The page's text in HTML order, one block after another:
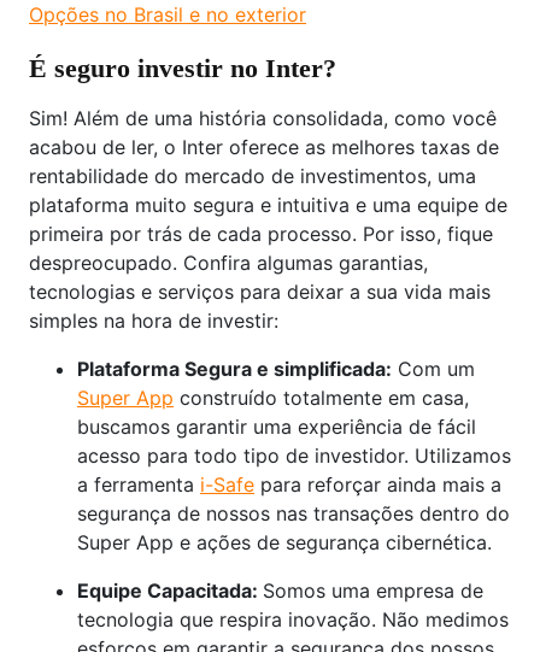
Opções no Brasil e no exterior
É seguro investir no Inter?
Sim! Além de uma história consolidada, como você
acabou de ler, o Inter oferece as melhores taxas de
rentabilidade do mercado de investimentos, uma
plataforma muito segura e intuitiva e uma equipe de
primeira por trás de cada processo. Por isso, fique
despreocupado. Confira algumas garantias,
tecnologias e serviços para deixar a sua vida mais
simples na hora de investir:
Plataforma Segura e simplificada: Com um
Super App construído totalmente em casa,
buscamos garantir uma experiência de fácil
acesso para todo tipo de investidor. Utilizamos
a ferramenta i-Safe para reforçar ainda mais a
segurança de nossos nas transações dentro do
Super App e ações de segurança cibernética.
Equipe Capacitada: Somos uma empresa de
tecnologia que respira inovação. Não medimos